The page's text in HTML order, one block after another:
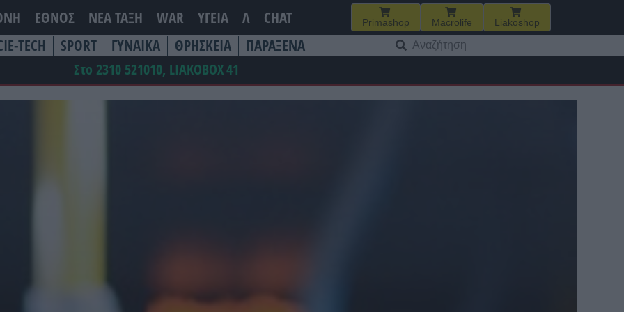
ΕΘΝΟΣ ΝΕΑ ΤΆΞΗ WAR ΥΓΕΙΑ Λ CHAT Primashop Macrolife Liakoshop
TECH SPORT ΓΥΝΑΙΚΑ ΘΡΗΣΚΕΙΑ ΠΑΡΑΞΕΝΑ
για:
Στο 2310 521010, LIAKOBOX41